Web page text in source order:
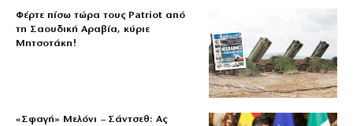
Φέρτε πίσω τώρα τους Patriot από
τη Σαουδική Αραβία, κύριε
Μητσοτάκη!
«Σφαγή» Μελόνι – Σάντσεθ: Ας